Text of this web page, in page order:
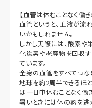
【血管は休むことなく働
血管というと、血液が流
いかもしれません。
しかし実際には、酸素や
化炭素や老廃物を回収す
ています。
全身の血管をすべてつな
地球を約2周半できるほ
は一日中休むことなく働
暑いときには体の熱を逃